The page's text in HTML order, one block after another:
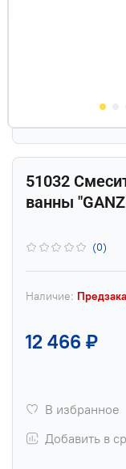
(0)
Наличие:
51032
ванны
12 466 ₽
В избранное
Добавить в